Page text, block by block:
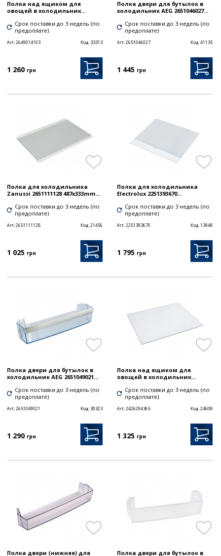
Полка над ящиком для
овощей в холодильник...
Срок поставки до 3 недель (по
предоплате)
Art:2649014103 Код: 33313
1 260 грн
Полка двери для бутылок в
холодильник AEG 2651046027...
Срок поставки до 3 недель (по
предоплате)
Art:2651046027 Код:41135
1 445 грн
Полка для холодильника
Zanussi 2651111128 487x333mm...
Срок поставки до 3 недель (по
предоплате)
Art:2651111128 Код:21456
1 025 грн
Полка для холодильника
Electrolux 2251393670...
Срок поставки до 3 недель (по
предоплате)
Art:2251393670 Код:13948
1 795 грн
Полка двери для бутылок в
холодильник AEG 2651049021...
Срок поставки до 3 недель (по
предоплате)
Art:2651049021 Код: 30323
1 290 грн
Полка над ящиком для
овощей в холодильник...
Срок поставки до 3 недель (по
предоплате)
Art:2426294365 Код:24608
1 325 грн
Полка двери (нижняя) для
Полка двери для бутылок в